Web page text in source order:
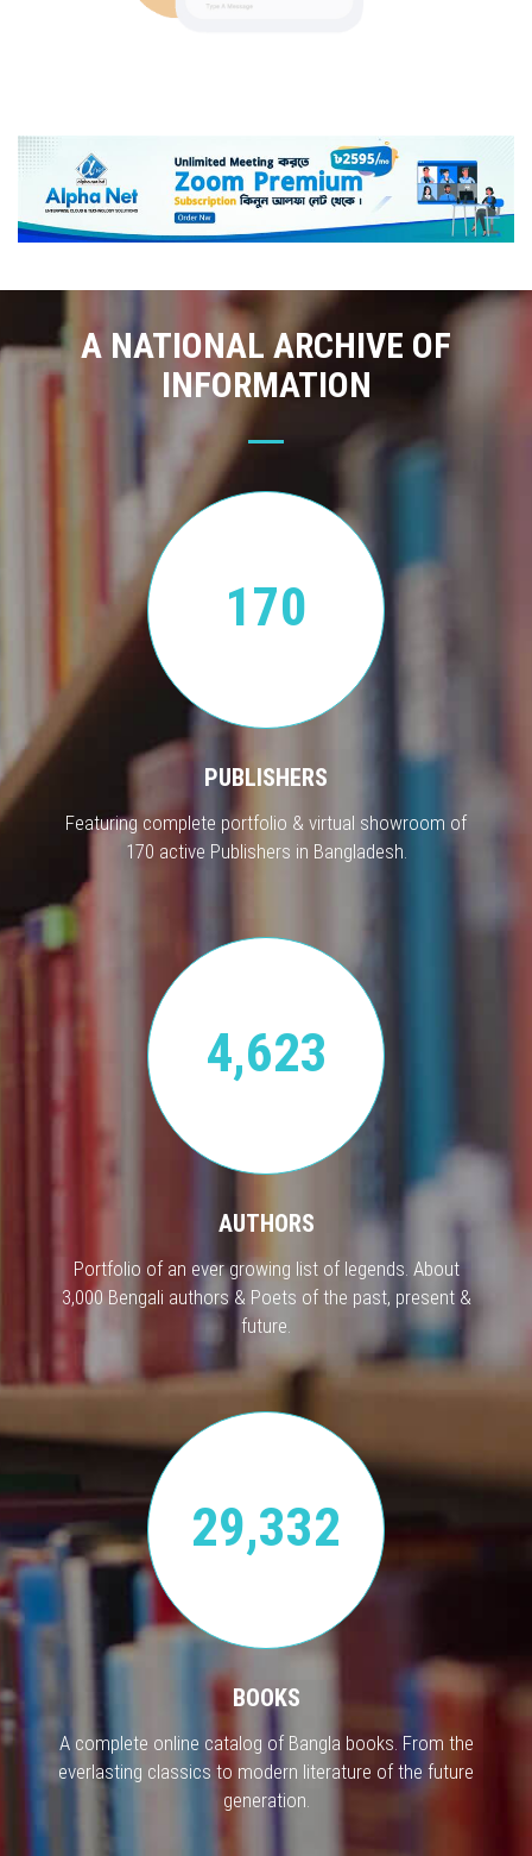
A NATIONAL ARCHIVE OF
INFORMATION
170
PUBLISHERS
Featuring complete portfolio & virtual showroom of
170 active Publishers in Bangladesh.
4,623
AUTHORS
Portfolio of an ever growing list of legends. About
3,000 Bengali authors & Poets of the past, present &
future.
29,332
BOOKS
A complete online catalog of Bangla books. From the
everlasting classics to modern literature of the future
generation.